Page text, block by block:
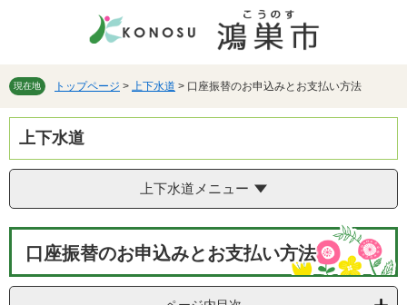
先
す。
を
て
現在地 トップページ > 上下水道 > 口座振替のお申込みとお支払い方法
上下水道
上下水道メニュー
口座振替のお申込みとお支払い方法